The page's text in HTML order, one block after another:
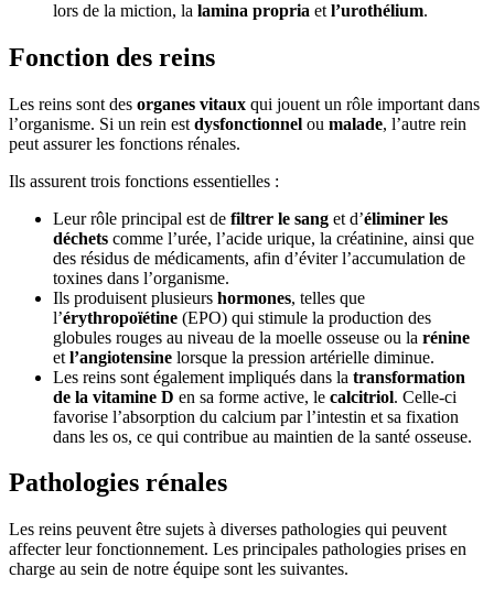
lors de la miction, la lamina propria et l’urothélium.
Fonction des reins
Les reins sont des organes vitaux qui jouent un rôle important dans
l’organisme. Si un rein est dysfonctionnel ou malade, l’autre rein
peut assurer les fonctions rénales.
Ils assurent trois fonctions essentielles :
Leur rôle principal est de filtrer le sang et d’éliminer les
déchets comme l’urée, l’acide urique, la créatinine, ainsi que
des résidus de médicaments, afin d’éviter l’accumulation de
toxines dans l’organisme.
Ils produisent plusieurs hormones, telles que
l’érythropoïétine (EPO) qui stimule la production des
globules rouges au niveau de la moelle osseuse ou la rénine
et l’angiotensine lorsque la pression artérielle diminue.
Les reins sont également impliqués dans la transformation
de la vitamine D en sa forme active, le calcitriol. Celle-ci
favorise l’absorption du calcium par l’intestin et sa fixation
dans les os, ce qui contribue au maintien de la santé osseuse.
Pathologies rénales
Les reins peuvent être sujets à diverses pathologies qui peuvent
affecter leur fonctionnement. Les principales pathologies prises en
charge au sein de notre équipe sont les suivantes.